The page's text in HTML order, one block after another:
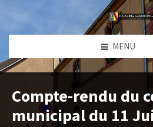
MENU
Compte-rendu du
municipal du 11